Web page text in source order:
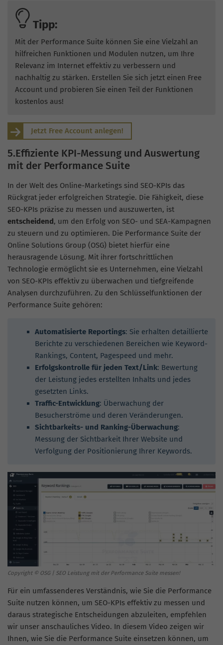
Tipp:
Mit der Performance Suite können Sie eine Vielzahl an
hilfreichen Funktionen und Modulen nutzen, um Ihre
Relevanz im Internet effektiv zu verbessern und
nachhaltig zu stärken. Erstellen Sie sich jetzt einen Free
Account und probieren Sie einen Teil der Funktionen
kostenlos aus!
Jetzt Free Account anlegen!
5.Effiziente KPI-Messung und Auswertung
mit der Performance Suite
In der Welt des Online-Marketings sind SEO-KPIs das
Rückgrat jeder erfolgreichen Strategie. Die Fähigkeit, diese
SEO-KPIs präzise zu messen und auszuwerten, ist
entscheidend, um den Erfolg von SEO- und SEA-Kampagnen
zu steuern und zu optimieren. Die Performance Suite der
Online Solutions Group (OSG) bietet hierfür eine
herausragende Lösung. Mit ihrer fortschrittlichen
Technologie ermöglicht sie es Unternehmen, eine Vielzahl
von SEO-KPIs effektiv zu überwachen und tiefgreifende
Analysen durchzuführen. Zu den Schlüsselfunktionen der
Performance Suite gehören:
Automatisierte Reportings: Sie erhalten detaillierte
Berichte zu verschiedenen Bereichen wie Keyword-
Rankings, Content, Pagespeed und mehr.
Erfolgskontrolle für jeden Text/Link: Bewertung
der Leistung jedes erstellten Inhalts und jedes
gesetzten Links.
Traffic-Entwicklung: Überwachung der
Besucherströme und deren Veränderungen.
Sichtbarkeits- und Ranking-Überwachung:
Messung der Sichtbarkeit Ihrer Website und
Verfolgung der Positionierung Ihrer Keywords.
Copyright © OSG | SEO Leistung mit der Performance Suite messen!
Für ein umfassenderes Verständnis, wie Sie die Performance
Suite nutzen können, um SEO-KPIs effektiv zu messen und
daraus strategische Entscheidungen abzuleiten, empfehlen
wir unser anschauliches Video. In diesem Video zeigen wir
Ihnen, wie Sie die Performance Suite einsetzen können, um